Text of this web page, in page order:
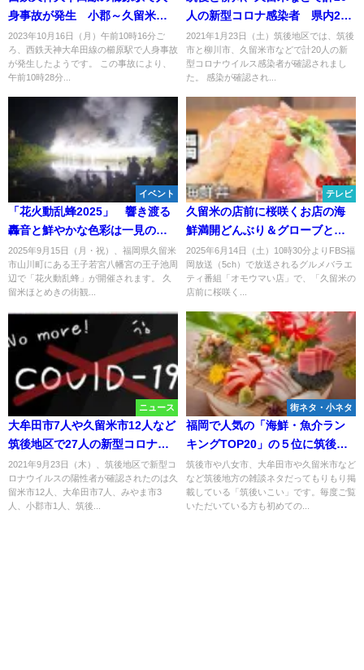
身事故が発生 小郡～久留米間
で運転見合わせなど
2023年10月16日（月）午前10時16分ご
ろ、西鉄天神大牟田線の櫛原駅で人身事故
が発生したようです。 この事故により、
午前10時28分...
人の新型コロナ感染者 県内214
人【1月23日】
2021年1月23日（土）筑後地区では、筑後
市と柳川市、久留米市などで計20人の新
型コロナウイルス感染者が確認されまし
た。 感染が確認され...
イベント
「花火動乱蜂2025」 響き渡る
轟音と鮮やかな色彩は一見の価
値あり！【久留米市】
2025年9月15日（月・祝）、福岡県久留米
市山川町にある王子若宮八幡宮の王子池周
辺で「花火動乱蜂」が開催されます。 久
留米ほとめきの街観...
テレビ
久留米の店前に桜咲くお店の海
鮮満開どんぶり＆グローブとん
かつ「オモウマい店」6月14日放
送
2025年6月14日（土）10時30分よりFBS福
岡放送（5ch）で放送されるグルメバラエ
ティ番組「オモウマい店」で、「久留米の
店前に桜咲く...
ニュース
大牟田市7人や久留米市12人など
筑後地区で27人の新型コロナ感
染者 県内123人【9月23日】
2021年9月23日（木）、筑後地区で新型コ
ロナウイルスの陽性者が確認されたのは久
留米市12人、大牟田市7人、みやま市3
人、小郡市1人、筑後...
街ネタ・小ネタ
福岡で人気の「海鮮・魚介ラン
キングTOP20」の５位に筑後地
方の店がランクインしてる！
2024年11月
筑後市や八女市、大牟田市や久留米市など
など筑後地方の雑談ネタだってもりもり掲
載している「筑後いこい」です。毎度ご覧
いただいている方も初めての...